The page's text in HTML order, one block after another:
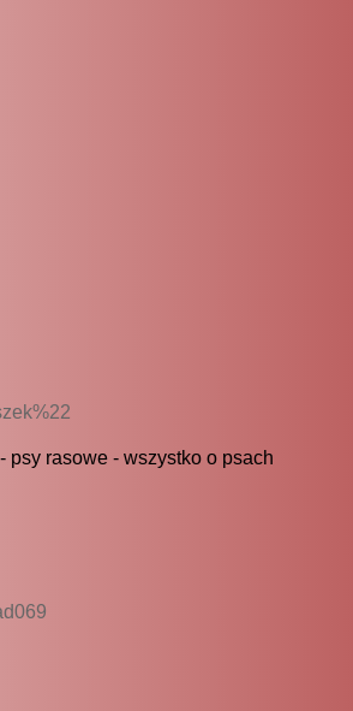
psy rasowe - wszystko o psach